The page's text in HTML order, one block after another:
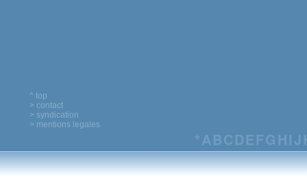
^ top
> contact
> syndication
> mentions legales
*ABCDEFG HIJ